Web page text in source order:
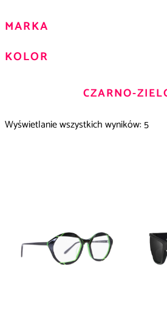
MARKA
KOLOR
CZARNO-
Wyświetlanie wszystkich wyników: 5